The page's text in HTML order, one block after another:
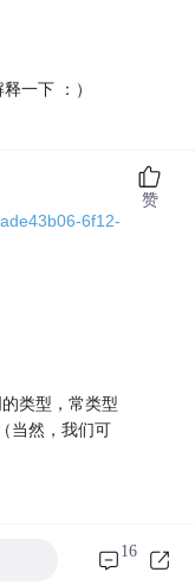
一下 ：）
6f12-
类型，常类型
当然，我们可
赞
16